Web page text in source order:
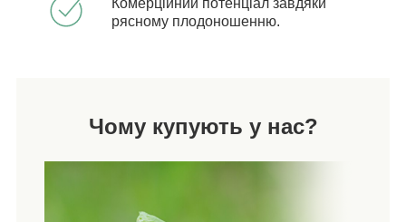
рясному плодоношенню.
Чому купують у нас?